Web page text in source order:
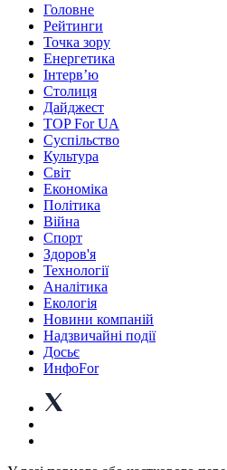
Головне
Рейтинги
Точка зору
Енергетика
Інтерв’ю
Столиця
Дайджест
TOP For UA
Суспiльство
Культура
Світ
Економіка
Політика
Війна
Спорт
Здоров'я
Технології
Аналітика
Екологія
Новини компаній
Надзвичайні події
Досьє
ИнфоFor